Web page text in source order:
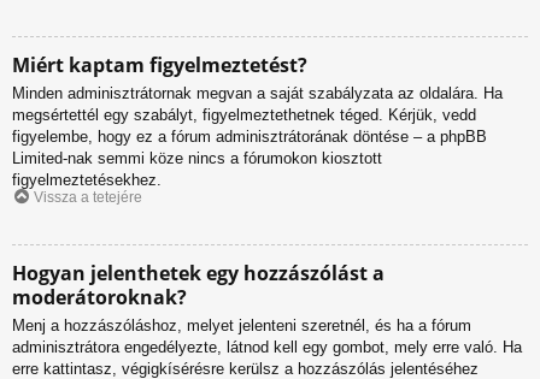
Miért kaptam figyelmeztetést?
Minden adminisztrátornak megvan a saját szabályzata az oldalára. Ha
megsértettél egy szabályt, figyelmeztethetnek téged. Kérjük, vedd
figyelembe, hogy ez a fórum adminisztrátorának döntése – a phpBB
Limited-nak semmi köze nincs a fórumokon kiosztott
figyelmeztetésekhez.
Vissza a tetejére
Hogyan jelenthetek egy hozzászólást a
moderátoroknak?
Menj a hozzászóláshoz, melyet jelenteni szeretnél, és ha a fórum
adminisztrátora engedélyezte, látnod kell egy gombot, mely erre való. Ha
erre kattintasz, végigkísérésre kerülsz a hozzászólás jelentéséhez